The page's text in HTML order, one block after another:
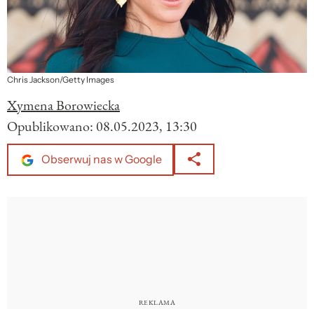
Chris Jackson/Getty Images
Xymena Borowiecka
Opublikowano: 08.05.2023, 13:30
Obserwuj nas w Google